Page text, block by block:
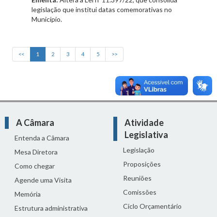
legislação que institui datas comemorativas no
Município.
<< 1 2 3 4 5 >>
A Câmara
Entenda a Câmara
Mesa Diretora
Como chegar
Agende uma Visita
Memória
Estrutura administrativa
Atividade
Legislativa
Legislação
Proposições
Reuniões
Comissões
Ciclo Orçamentário